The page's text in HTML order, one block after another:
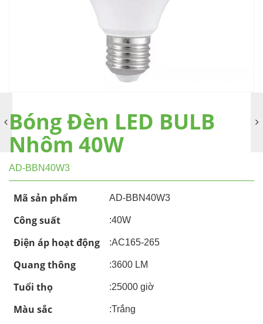
Bóng Đèn LED BULB
Nhôm 40W
AD-BBN40W3
Mã sản phẩm AD-BBN40W3
Công suất :40W
Điện áp hoạt động :AC165-265
Quang thông :3600 LM
Tuổi thọ :25000 giờ
Màu sắc :Trắng